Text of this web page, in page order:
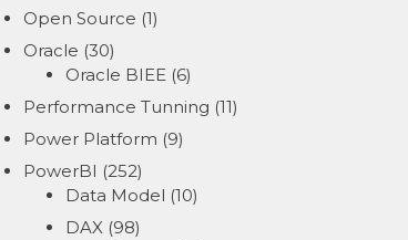
Open Source (1)
Oracle (30)
Oracle BIEE(6)
Performance Tunning (11)
Power Platform (9)
PowerBI (252)
Data Model (10)
DAX(98)